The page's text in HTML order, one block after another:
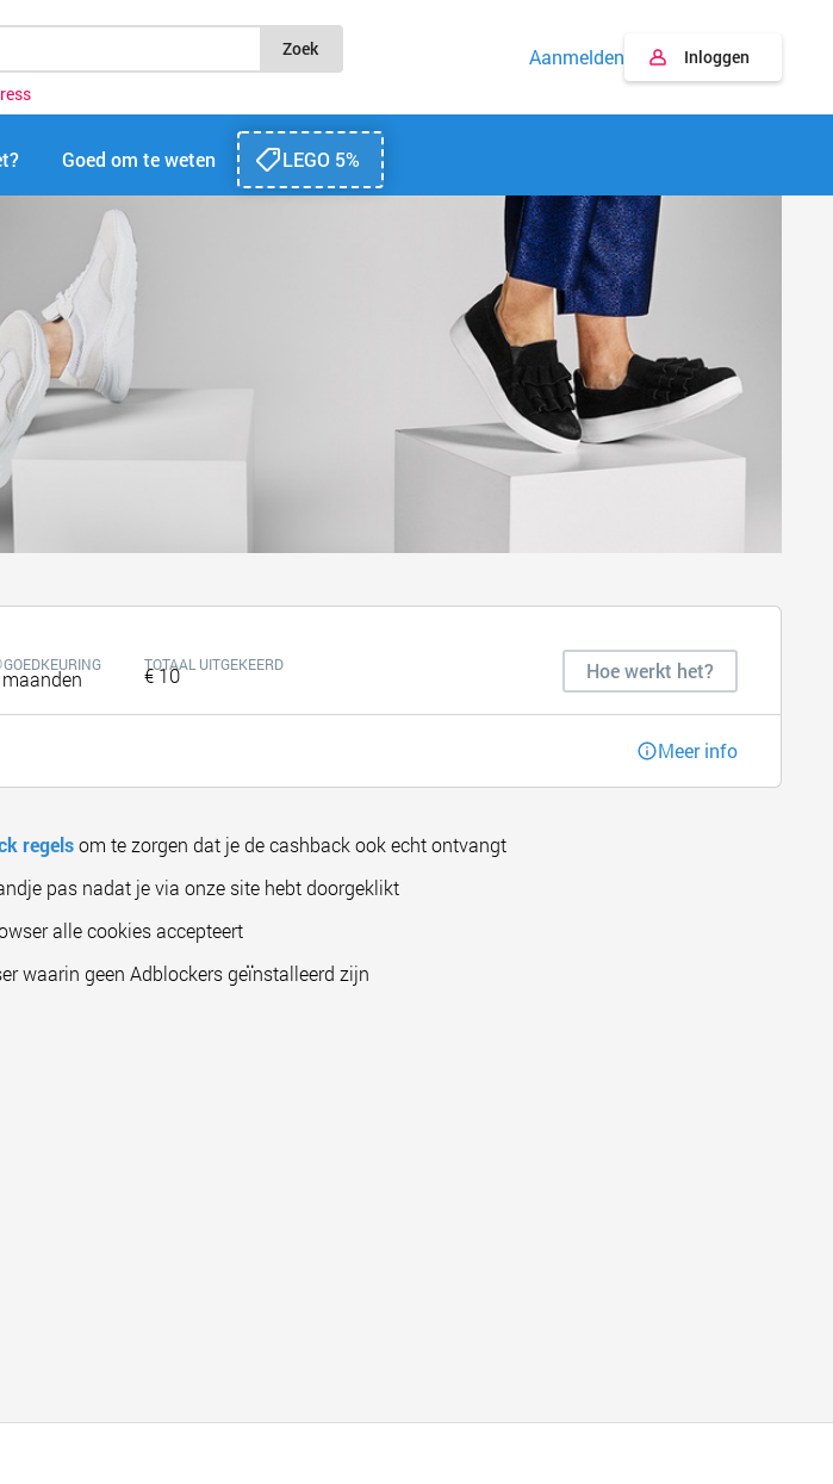
Zoek
Aanmelden Inloggen
Goed om te weten LEGO 5%
GOEDKEURING TOTAAL UITGEKEERD
€ 10 Hoe werkt het?
Meer info
regelsom te zorgen dat je de cashback ook echt ontvangt
pas nadat je via onze site hebt doorgeklikt
alle cookies accepteert
waarin geen Adblockers geïnstalleerd zijn